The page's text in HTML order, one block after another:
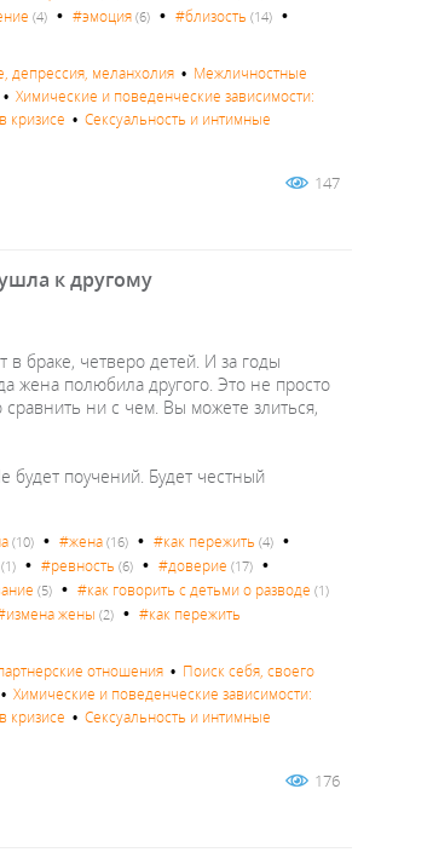
(4) •#эмоция (6) •#близость (14) •
депрессия, меланхолия • Межличностные
•Химические и поведенческие зависимости:
кризисе •Сексуальность и интимные
147
к другому
браке, четверо детей. И за годы
жена полюбила другого. Это не просто
ни с чем. Вы можете злиться,
будет поучений. Будет честный
(10) •#жена (16) •#как пережить (4) •
(1) •#ревность (6) •#доверие (17) •
(5) •#как говорить с детьми о разводе (1)
жены (2) •#как пережить
отношения • Поиск себя, своего
•Химические и поведенческие зависимости:
кризисе •Сексуальность и интимные
176